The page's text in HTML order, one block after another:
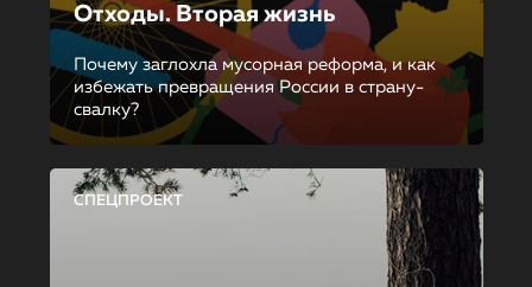
Отходы. Вторая жизнь
Почему заглохла мусорная реформа, и как
избежать превращения России в страну-
свалку?
СПЕЦПРОЕКТ